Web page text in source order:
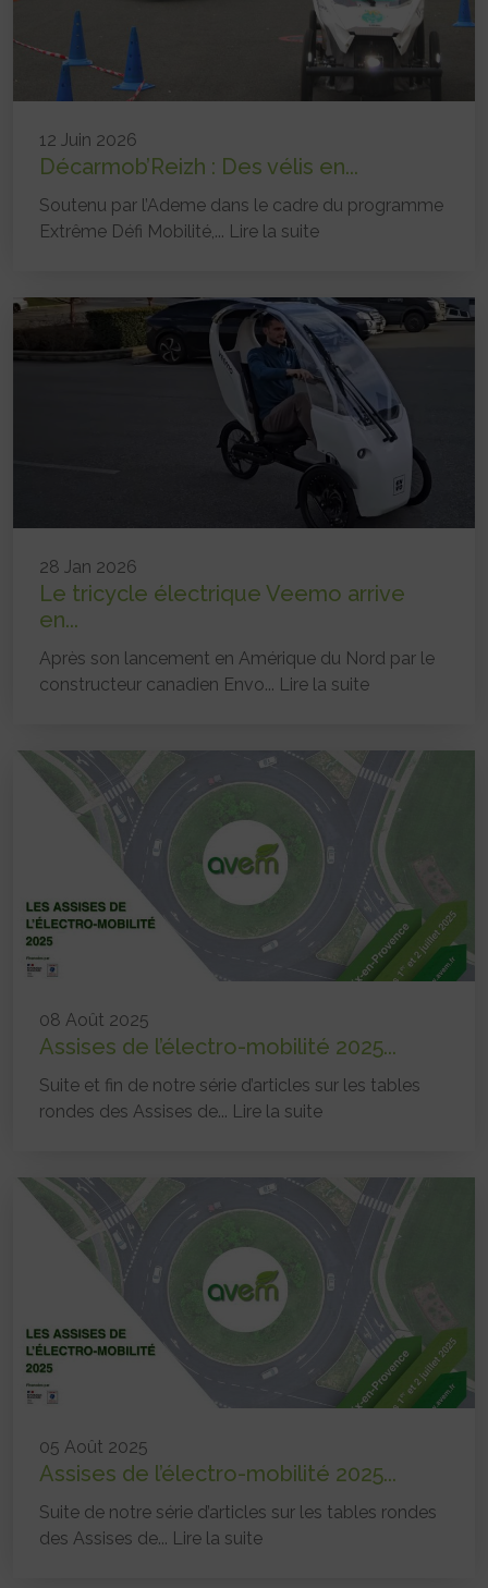
12 Juin 2026
Décarmob’Reizh : Des vélis en...
Soutenu par l’Ademe dans le cadre du programme
Extrême Défi Mobilité,... Lire la suite
28 Jan 2026
Le tricycle électrique Veemo arrive
en...
Après son lancement en Amérique du Nord par le
constructeur canadien Envo... Lire la suite
08 Août 2025
Assises de l’électro-mobilité 2025...
Suite et fin de notre série d’articles sur les tables
rondes des Assises de... Lire la suite
05 Août 2025
Assises de l’électro-mobilité 2025...
Suite de notre série d’articles sur les tables rondes
des Assises de... Lire la suite